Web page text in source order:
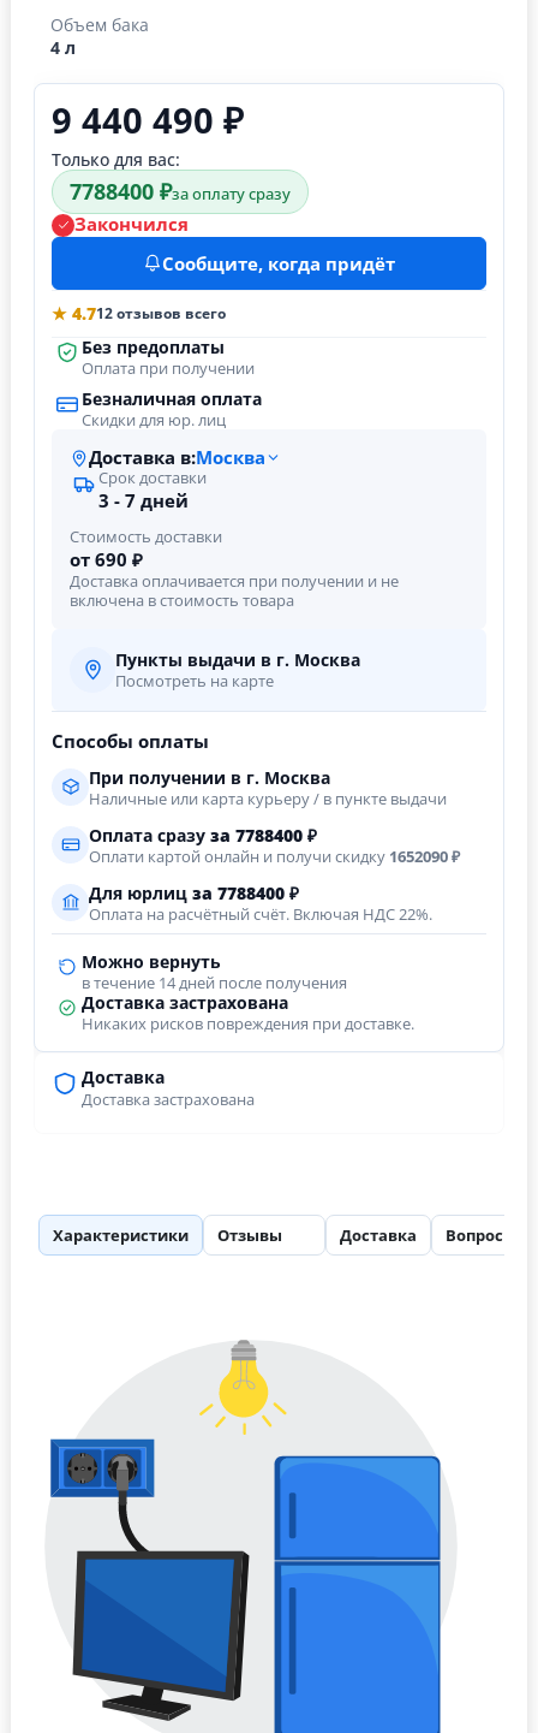
Объем бака
4 л
Доставка
Доставка застрахована
9 440 490 ₽
Только для вас:
7788400 ₽за оплату сразу
Закончился
Сообщите, когда придёт
★ 4.712 отзывов всего
Без предоплаты
Оплата при получении
Безналичная оплата
Скидки для юр. лиц
Доставка в:Москва
Срок доставки
3 - 7 дней
Стоимость доставки
от 690 ₽
Доставка оплачивается при получении и не
включена в стоимость товара
Пункты выдачи в г. Москва
Посмотреть на карте
Способы оплаты
При получении в г. Москва
Наличные или карта курьеру / в пункте выдачи
Оплата сразу за 7788400 ₽
Оплати картой онлайн и получи скидку 1652090 ₽
Для юрлиц за 7788400 ₽
Оплата на расчётный счёт. Включая НДС 22%.
Можно вернуть
в течение 14 дней после получения
Доставка застрахована
Никаких рисков повреждения при доставке.
Характеристики Отзывы Доставка Вопросы